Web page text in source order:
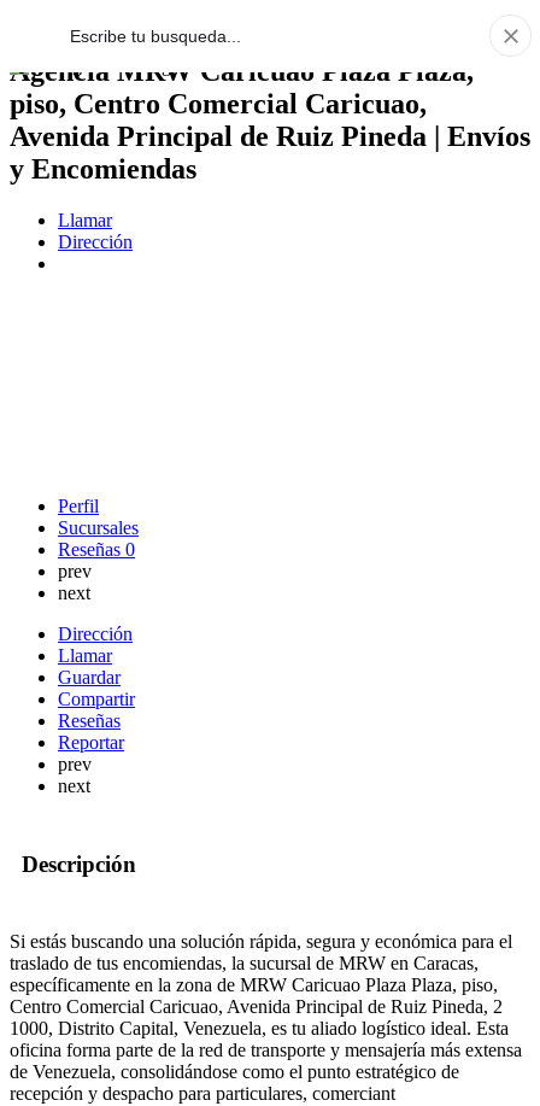
Agencia MRW Caricuao Plaza Plaza,
piso, Centro Comercial Caricuao,
Avenida Principal de Ruiz Pineda | Envíos
y Encomiendas
Llamar
Dirección
Perfil
Sucursales
Reseñas 0
prev
next
Dirección
Llamar
Guardar
Compartir
Reseñas
Reportar
prev
next
Descripción
Si estás buscando una solución rápida, segura y económica para el
traslado de tus encomiendas, la sucursal de MRW en Caracas,
específicamente en la zona de MRW Caricuao Plaza Plaza, piso,
Centro Comercial Caricuao, Avenida Principal de Ruiz Pineda, 2
1000, Distrito Capital, Venezuela, es tu aliado logístico ideal. Esta
oficina forma parte de la red de transporte y mensajería más extensa
de Venezuela, consolidándose como el punto estratégico de
recepción y despacho para particulares, comerciant